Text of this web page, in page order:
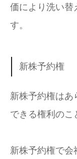
価により洗い替
す。
新株予約権
新株予約権はあ
できる権利のこ
新株予約権で会